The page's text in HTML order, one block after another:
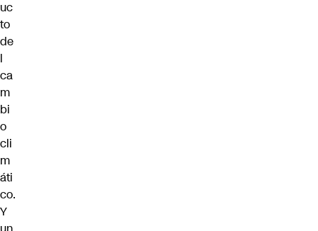
uc
to
de
l
ca
m
bi
o
cli
m
áti
co.
Y